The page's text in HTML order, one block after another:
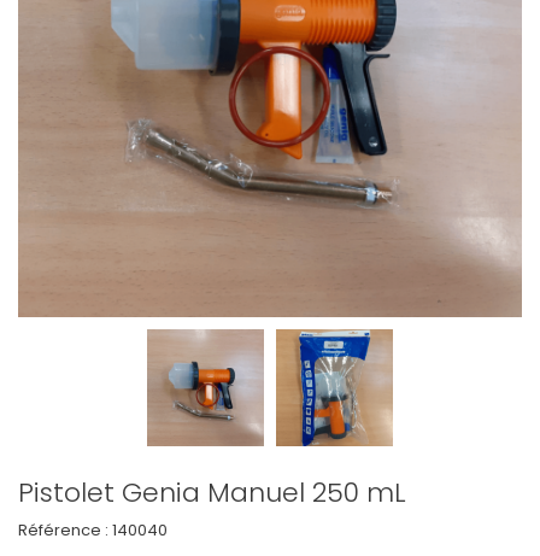
Pistolet Genia Manuel 250 mL
Référence : 140040